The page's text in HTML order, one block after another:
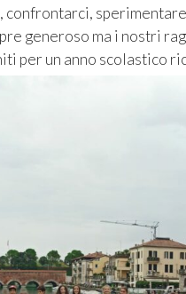
confrontarci,
generoso ma i nostri
per un anno scolastico